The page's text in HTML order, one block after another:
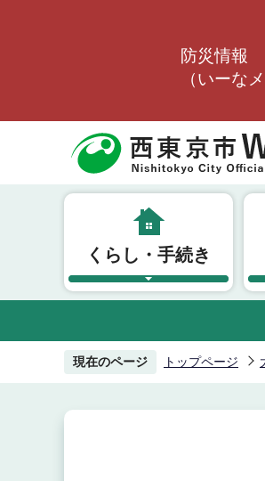
防災情報
（いーな
くらし・手続き
現在のページ トップページ